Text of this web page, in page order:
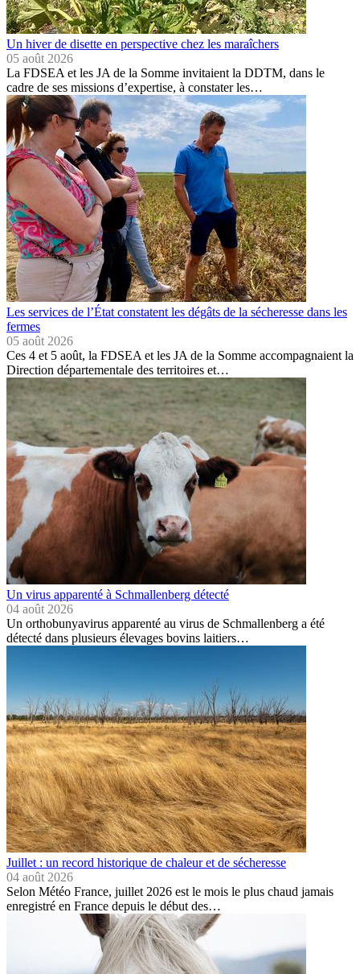
Un hiver de disette en perspective chez les maraîchers
05 août 2026
La FDSEA et les JA de la Somme invitaient la DDTM, dans le
cadre de ses missions d’expertise, à constater les…
Les services de l’État constatent les dégâts de la sécheresse dans les
fermes
05 août 2026
Ces 4 et 5 août, la FDSEA et les JA de la Somme accompagnaient la
Direction départementale des territoires et…
Un virus apparenté à Schmallenberg détecté
04 août 2026
Un orthobunyavirus apparenté au virus de Schmallenberg a été
détecté dans plusieurs élevages bovins laitiers…
Juillet : un record historique de chaleur et de sécheresse
04 août 2026
Selon Météo France, juillet 2026 est le mois le plus chaud jamais
enregistré en France depuis le début des…